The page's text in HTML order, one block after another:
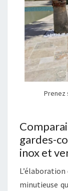
Prenez
gardes-
inox et
minutieuse